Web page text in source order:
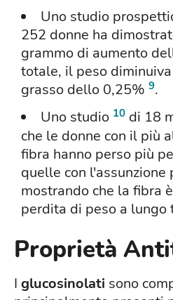
Uno studio
252 donne ha
grammo di aumento
totale, il peso
grasso dello 0,25% 9.
Uno studio 10 di 18
che le donne con il più
fibra hanno perso più
quelle con l'assunzione
mostrando che la fibra
perdita di peso a lungo
Proprietà
I glucosinolati sono